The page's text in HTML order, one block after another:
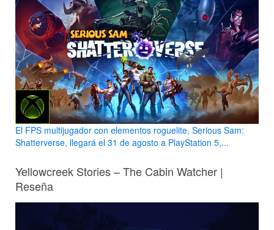
El FPS multijugador con elementos roguelite, Serious Sam:
Shatterverse, llegará el 31 de agosto a PlayStation 5,...
Yellowcreek Stories – The Cabin Watcher |
Reseña